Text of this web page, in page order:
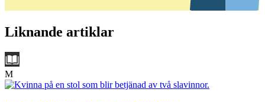
Liknande artiklar
M